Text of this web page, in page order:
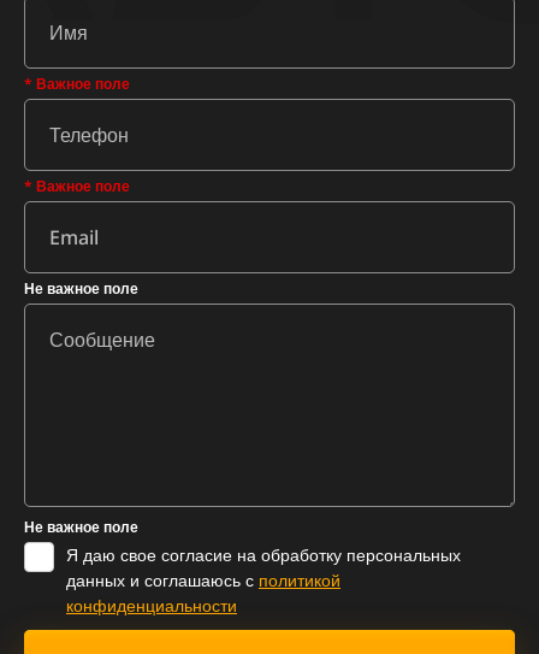
* Важное поле
* Важное поле
Не важное поле
Не важное поле
Я даю свое согласие на обработку персональных
данных и соглашаюсь с политикой
конфиденциальности